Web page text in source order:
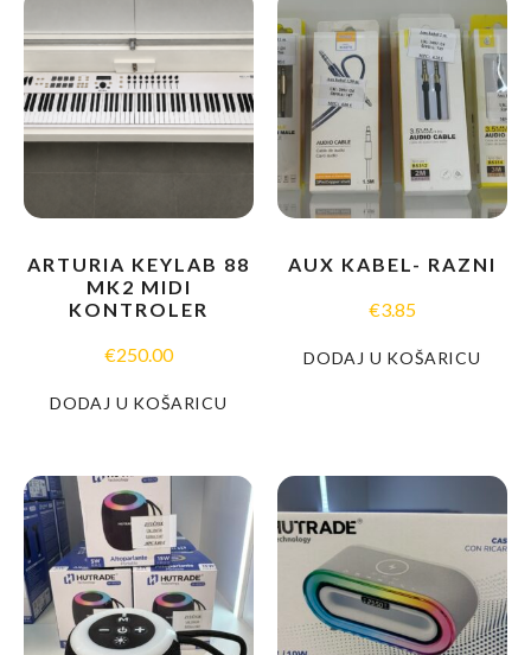
ARTURIA KEYLAB 88
MK2 MIDI
KONTROLER
€250.00
DODAJ U KOŠARICU
AUX KABEL- RAZNI
€3.85
DODAJ U KOŠARICU